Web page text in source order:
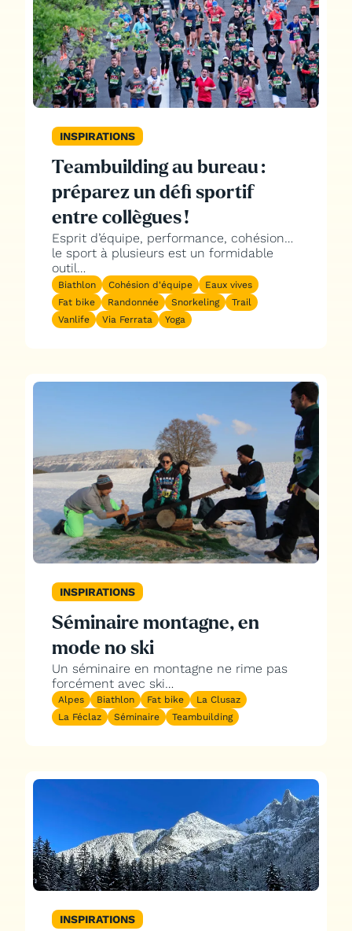
INSPIRATIONS
Teambuilding au bureau :
préparez un défi sportif
entre collègues !
Esprit d’équipe, performance, cohésion…
le sport à plusieurs est un formidable
outil…
Biathlon Cohésion d'équipe
Eaux vives
Fat bike
Randonnée Snorkeling
Trail
Vanlife
Via Ferrata Yoga
INSPIRATIONS
Séminaire montagne, en
mode no ski
Un séminaire en montagne ne rime pas
forcément avec ski…
Alpes Biathlon Fat bike
La Clusaz
La Féclaz
Séminaire Teambuilding
INSPIRATIONS